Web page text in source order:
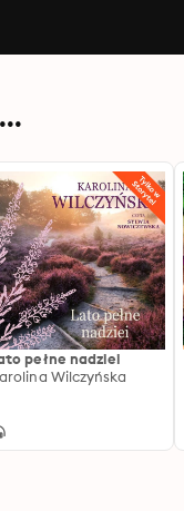
pełne nadziei
Wilczyńska